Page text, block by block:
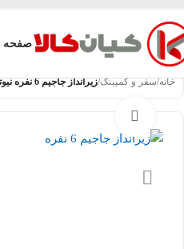
صفحه
خانه/سفر و کمپینگ/زیرانداز جاجیم 6 نفره نیوتکس (Newtexs)